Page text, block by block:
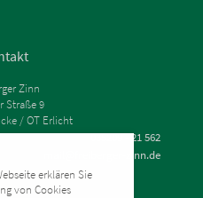
Zinn
Straße 9
/ OT Erlicht
035209 - 21 562
mail@freiberger-zinn.de
erklären Sie
von Cookies